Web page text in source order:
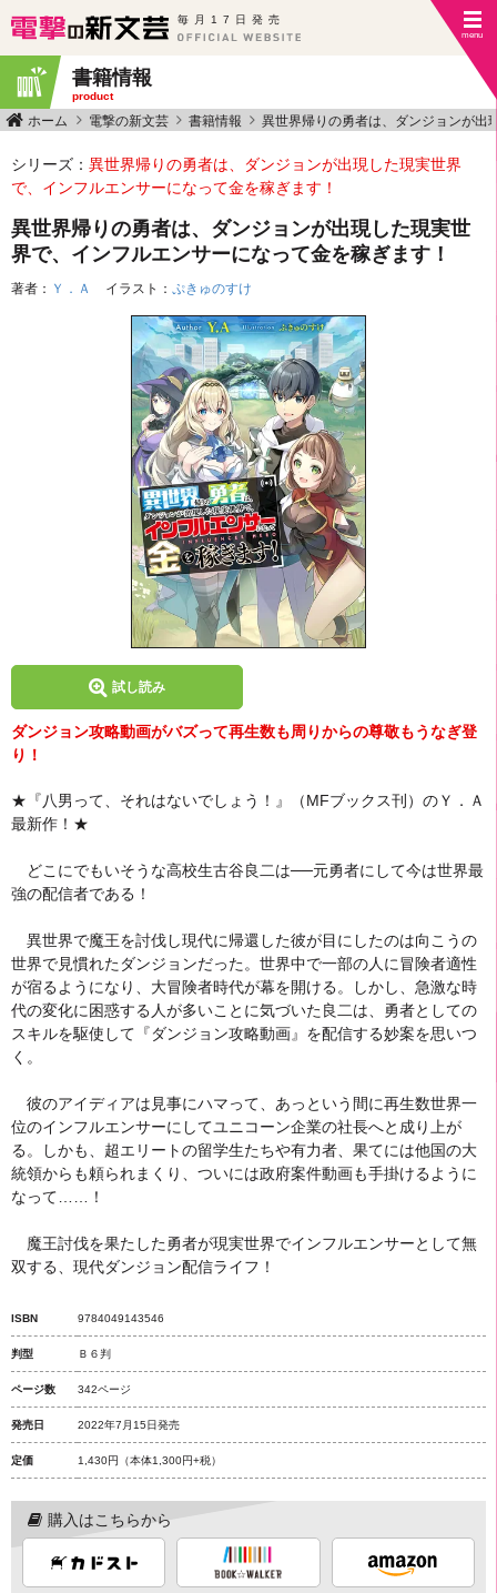
毎月17日発売
書籍情報
product
ホーム 電撃の新文芸 書籍情報 異世界帰りの勇者は、ダンジョンが出
シリーズ： 異世界帰りの勇者は、ダンジョンが出現した現実世界
で、インフルエンサーになって金を稼ぎます！
異世界帰りの勇者は、ダンジョンが出現した現実世
界で、インフルエンサーになって金を稼ぎます！
著者： Ｙ．Ａ イラスト： ぷきゅのすけ
試し読み
ダンジョン攻略動画がバズって再生数も周りからの尊敬もうなぎ登
り！
★『八男って、それはないでしょう！』（MFブックス刊）のＹ．Ａ
最新作！★
どこにでもいそうな高校生古谷良二は──元勇者にして今は世界最
強の配信者である！
異世界で魔王を討伐し現代に帰還した彼が目にしたのは向こうの
世界で見慣れたダンジョンだった。世界中で一部の人に冒険者適性
が宿るようになり、大冒険者時代が幕を開ける。しかし、急激な時
代の変化に困惑する人が多いことに気づいた良二は、勇者としての
スキルを駆使して『ダンジョン攻略動画』を配信する妙案を思いつ
く。
彼のアイディアは見事にハマって、あっという間に再生数世界一
位のインフルエンサーにしてユニコーン企業の社長へと成り上が
る。しかも、超エリートの留学生たちや有力者、果てには他国の大
統領からも頼られまくり、ついには政府案件動画も手掛けるように
なって……！
魔王討伐を果たした勇者が現実世界でインフルエンサーとして無
双する、現代ダンジョン配信ライフ！
ISBN 9784049143546
判型 Ｂ６判
ページ数 342ページ
発売日 2022年7月15日発売
定価 1,430円 （本体1,300円+税）
購入はこちらから